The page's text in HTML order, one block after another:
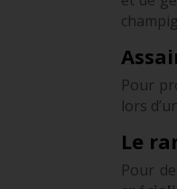
Pour
lors
Le
Pour